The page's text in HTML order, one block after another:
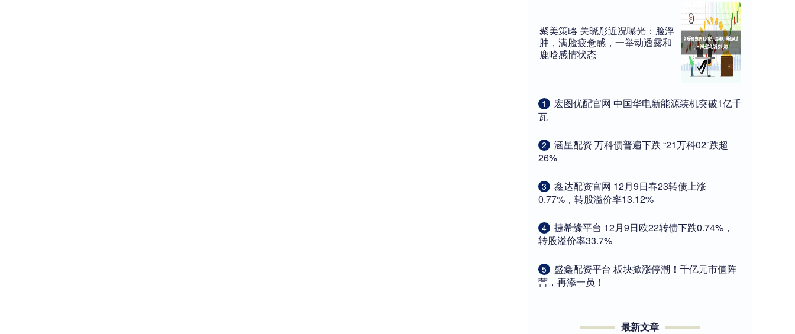
聚美策略 关晓彤近况曝光：脸浮
肿，满脸疲惫感，一举动透露和
鹿晗感情状态
1
​宏图优配官网 中国华电新能源装机突破1亿千
瓦
2
​涵星配资 万科债普遍下跌 “21万科02”跌超
26%
3
​鑫达配资官网 12月9日春23转债上涨
0.77%，转股溢价率13.12%
4
​捷希缘平台 12月9日欧22转债下跌0.74%，
转股溢价率33.7%
5
​盛鑫配资平台 板块掀涨停潮！千亿元市值阵
营，再添一员！
最新文章